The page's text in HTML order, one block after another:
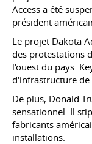
Access a été
président
Le projet Dakota
des protestations
l'ouest du pays.
d'infrastructure de
De plus, Donald
sensationnel. Il
fabricants
installations.